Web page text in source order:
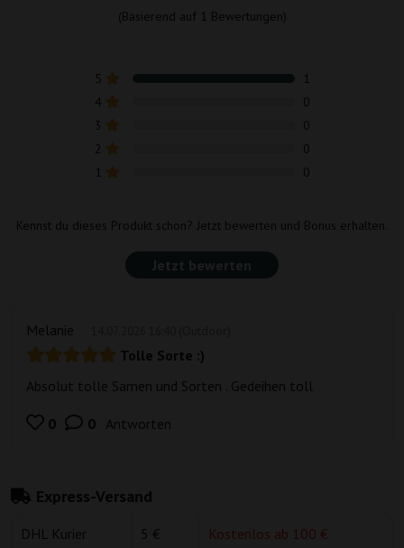
(Basierend auf 1 Bewertungen)
5
1
4
0
3
0
2
0
1
0
Kennst du dieses Produkt schon? Jetzt bewerten und Bonus erhalten.
Jetzt bewerten
Melanie
Tolle Sorte :)
Absolut tolle Samen und Sorten . Gedeihen toll
0
k
s
0 Antworten
Express-Versand
DHL Kurier 5 € Kostenlos ab 100 €